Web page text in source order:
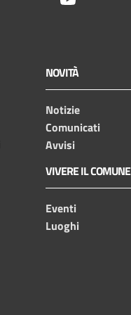
NOVITÀ
Notizie
Comunicati
Avvisi
VIVERE IL COMUNE
Eventi
Luoghi